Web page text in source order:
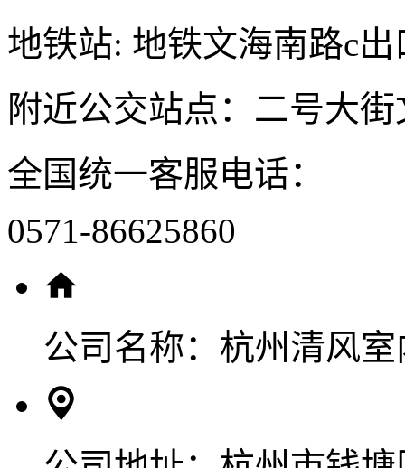
地铁站: 地铁文海南路c出
附近公交站点：二号大
全国统一客服电话：
0571-86625860
公司名称： 杭州清风